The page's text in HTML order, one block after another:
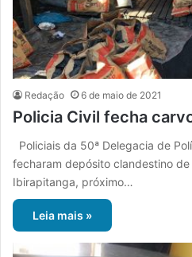
Redação 6 de maio de 2021
Policia Civil fecha
Policiais da 50ª Delegacia de
fecharam depósito clandestino
Ibirapitanga, próximo…
Leia mais »